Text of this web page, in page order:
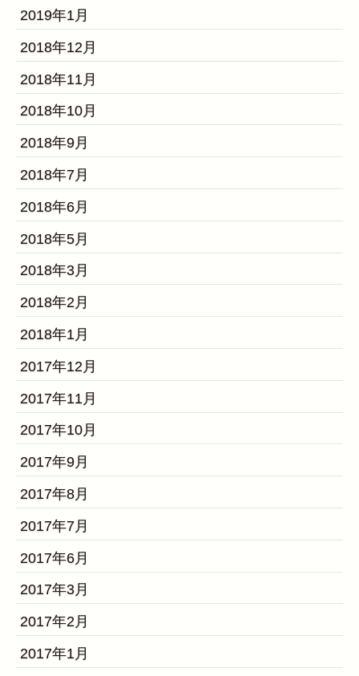
2019年1月
2018年12月
2018年11月
2018年10月
2018年9月
2018年7月
2018年6月
2018年5月
2018年3月
2018年2月
2018年1月
2017年12月
2017年11月
2017年10月
2017年9月
2017年8月
2017年7月
2017年6月
2017年3月
2017年2月
2017年1月